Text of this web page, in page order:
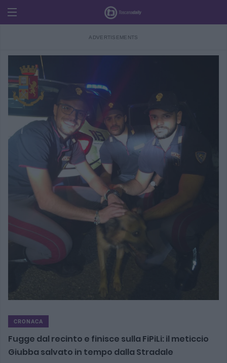
CRONACA
Fugge dal recinto e finisce sulla FiPiLi: il meticcio
Giubba salvato in tempo dalla Stradale